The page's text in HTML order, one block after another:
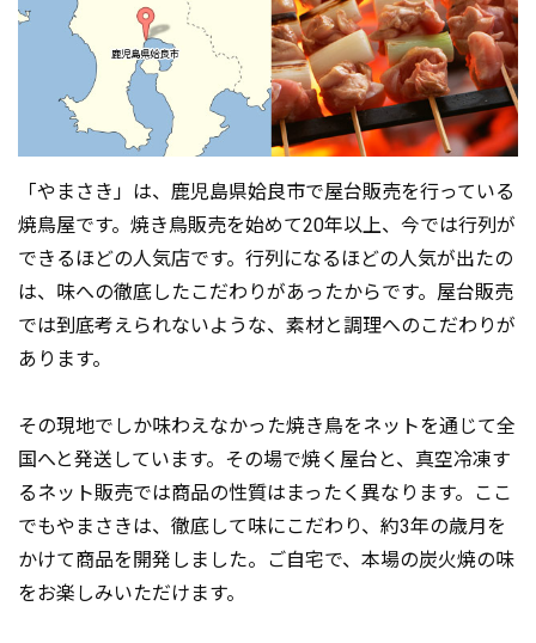
「やまさき」は、鹿児島県姶良市で屋台販売を行っている
焼鳥屋です。焼き鳥販売を始めて20年以上、今では行列が
できるほどの人気店です。行列になるほどの人気が出たの
は、味への徹底したこだわりがあったからです。屋台販売
では到底考えられないような、素材と調理へのこだわりが
あります。
その現地でしか味わえなかった焼き鳥をネットを通じて全
国へと発送しています。その場で焼く屋台と、真空冷凍す
るネット販売では商品の性質はまったく異なります。ここ
でもやまさきは、徹底して味にこだわり、約3年の歳月を
かけて商品を開発しました。ご自宅で、本場の炭火焼の味
をお楽しみいただけます。